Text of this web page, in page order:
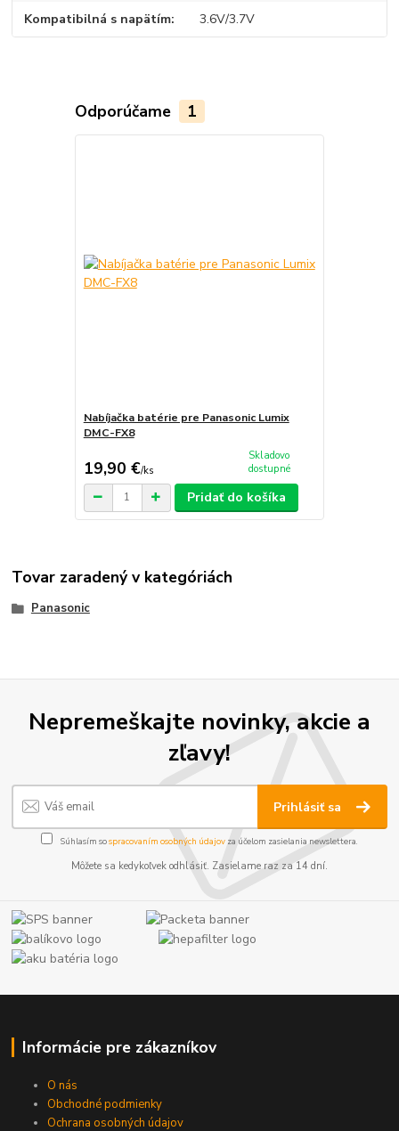
Kompatibilná s napätím 3.6V/3.7V
Odporúčame 1
Nabíjačka batérie pre Panasonic Lumix
DMC-FX8
19,90 €/ks
Skladovo
dostupné
Pridať do košíka
Tovar zaradený v kategóriách
Panasonic
Nepremeškajte novinky, akcie a
zľavy!
Prihlásiť sa
Súhlasím sospracovaním osobných údajov za účelom zasielania newslettera.
Môžete sa kedykoľvek odhlásiť. Zasielame raz za 14 dní.
Informácie pre zákazníkov
O nás
Obchodné podmienky
Ochrana osobných údajov